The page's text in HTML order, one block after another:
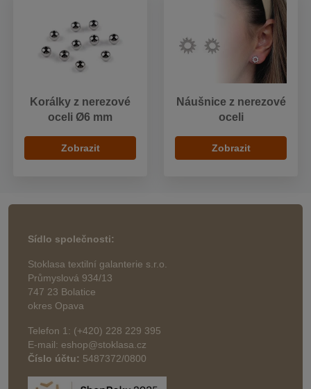
Korálky z nerezové
oceli Ø6 mm
Zobrazit
Náušnice z nerezové
oceli
Zobrazit
Sídlo společnosti:
Stoklasa textilní galanterie s.r.o.
Průmyslová 934/13
747 23 Bolatice
okres Opava
Telefon 1: (+420) 228 229 395
E-mail: eshop@stoklasa.cz
Číslo účtu: 5487372/0800